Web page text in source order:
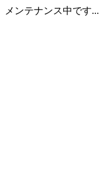
メンテナンス中です...